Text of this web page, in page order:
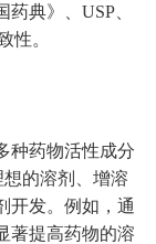
典》、USP、
性。
种药物活性成分
想的溶剂、增溶
开发。例如，通
著提高药物的溶